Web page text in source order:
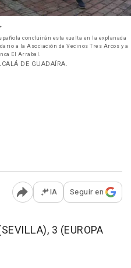
concluirán esta vuelta en la explanada
a la Asociación de Vecinos Tres Arcos y a
El Arrabal.
DE GUADAÍRA.
Abrir opciones para
IA Seguir en
3 (EUROPA